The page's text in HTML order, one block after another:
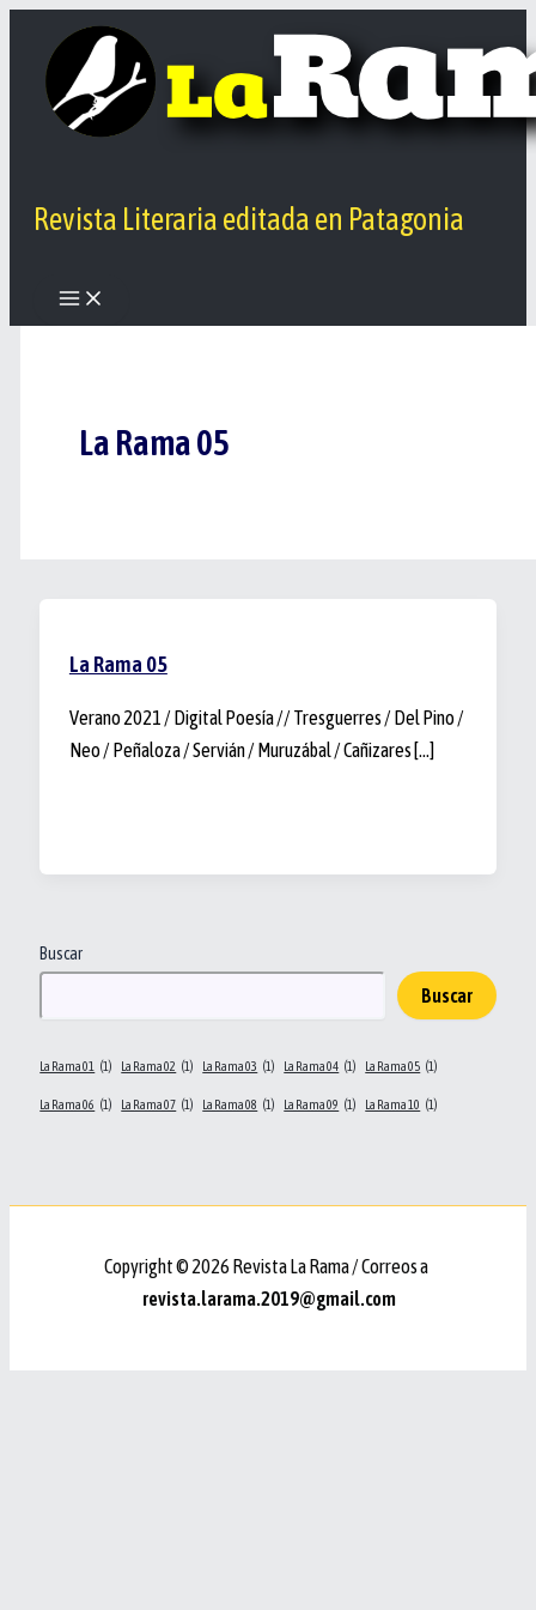
contenido
Revista Literaria editada en Patagonia
La Rama 05
La Rama 05
Verano 2021 / Digital Poesía // Tresguerres / Del Pino /
Neo / Peñaloza / Servián / Muruzábal / Cañizares […]
Buscar
Buscar
La Rama 01 (1) La Rama 02 (1) La Rama 03 (1) La Rama 04 (1) La Rama 05 (1)
La Rama 06 (1) La Rama 07 (1) La Rama 08 (1) La Rama 09 (1) La Rama 10 (1)
Copyright © 2026 Revista La Rama / Correos a
revista.larama.2019@gmail.com